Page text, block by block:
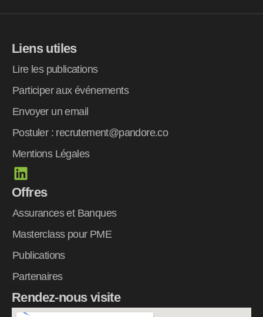
Liens utiles
Lire les publications
Participer aux événements
Envoyer un email
Postuler : recrutement@pandore.co
Mentions Légales
L
i
n
k
e
i
n
Offres
Assurances et Banques
Masterclass pour PME
Publications
Partenaires
Rendez-nous visite